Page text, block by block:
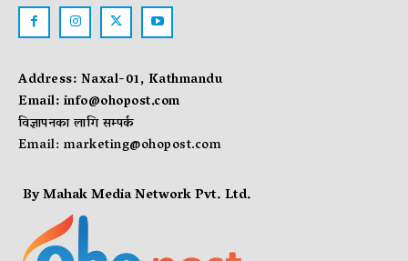
Address: Naxal-01, Kathmandu
Email:info@ohopost.com
विज्ञापनका लागि सम्पर्क
Email:marketing@ohopost.com
By Mahak Media Network Pvt. Ltd.